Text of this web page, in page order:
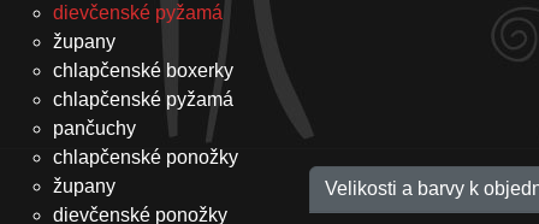
Velikosti a barvy k
dievčenské pyžamá
župany
chlapčenské boxerky
chlapčenské pyžamá
pančuchy
chlapčenské ponožky
župany
dievčenské ponožky